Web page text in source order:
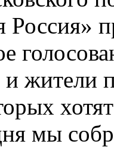
Россия»
жители
мы